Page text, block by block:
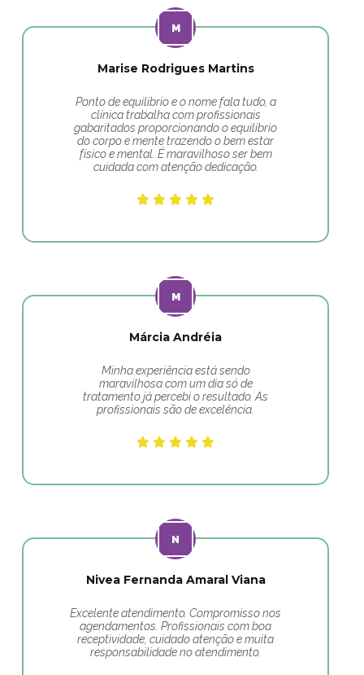
Marise Rodrigues Martins
Ponto de equilibrio e o nome fala tudo, a
clínica trabalha com profissionais
gabaritados proporcionando o equilíbrio
do corpo e mente trazendo o bem estar
físico e mental. É maravilhoso ser bem
cuidada com atenção dedicação.
Márcia Andréia
Minha experiência está sendo
maravilhosa com um dia só de
tratamento já percebi o resultado. As
profissionais são de excelência.
Nivea Fernanda Amaral Viana
Excelente atendimento. Compromisso nos
agendamentos. Profissionais com boa
receptividade, cuidado atenção e muita
responsabilidade no atendimento.